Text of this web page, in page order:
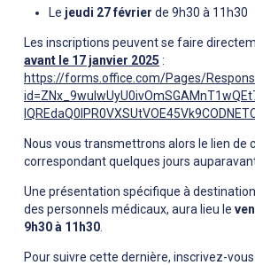
Le jeudi 27 février de 9h30 à 11h30
Les inscriptions peuvent se faire
avant le 17 janvier 2025 :
https://forms.office.com/Pages/
Nous vous transmettrons alors le lien de
correspondant quelques jours
Une présentation spécifique à
des personnels médicaux, aura lieu le
9h30 à 11h30
Pour suivre cette dernière, inscrivez-vous